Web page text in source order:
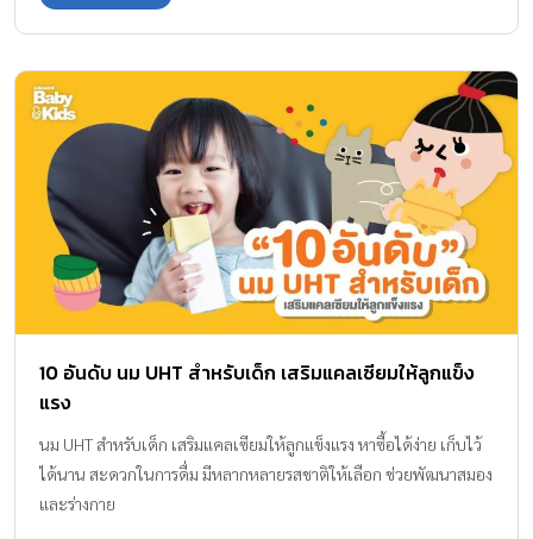
เด็กจนโต เพราะประโยชน์ของนมนั้นมีมากมาย อุดมไปด้วยสารอาหาร
ช่วยเสริมสร้างกระดูกและฟันให้แข็งแรง โดยเฉพาะเด็กๆ นมจะมีช่วย
เสริมสร้างการเจริญเติบโตของร่างกาย ส่งเสริมพัฒนาการทางด้านสมอง
แต่ก็ควรกินนมร่วมกับการกินอาหารให้ครบ 5 หมู่ตามหลักโภชนาการ
ด้วยนะคะ ทีมแม่ ABK ขอแนะนำ โฟร์โมสต์ โอเมก้า 369 โกลด์ 1 พลัส
นมกล่อง UHT สำหรับเด็กอายุ 1 ขวบขึ้นไป ซึ่งเป็นสูตรเฉพาะของโฟร์
โมสต์ และเป็นครั้งแรกที่มี DHA สูงถึง 27 มก., โอเมก้า 3 6 9, สฟิงโกไม
อีลิน และ […]
10 อันดับ นม UHT สำหรับเด็ก เสริมแคลเซียมให้ลูกแข็ง
แรง
นม UHT สำหรับเด็ก เสริมแคลเซียมให้ลูกแข็งแรง หาซื้อได้ง่าย เก็บไว้
ได้นาน สะดวกในการดื่ม มีหลากหลายรสชาติให้เลือก ช่วยพัฒนาสมอง
และร่างกาย